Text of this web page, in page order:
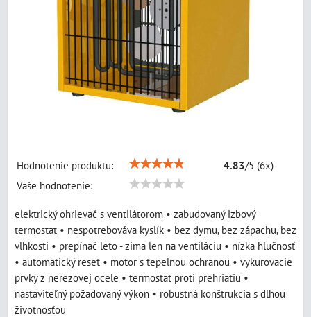
Hodnotenie produktu: 4.83/5 (6x)
Vaše hodnotenie:
elektrický ohrievač s ventilátorom • zabudovaný izbový
termostat • nespotrebováva kyslík • bez dymu, bez zápachu, bez
vlhkosti • prepínač leto - zima len na ventiláciu • nízka hlučnosť
• automatický reset • motor s tepelnou ochranou • vykurovacie
prvky z nerezovej ocele • termostat proti prehriatiu •
nastaviteľný požadovaný výkon • robustná konštrukcia s dlhou
životnosťou